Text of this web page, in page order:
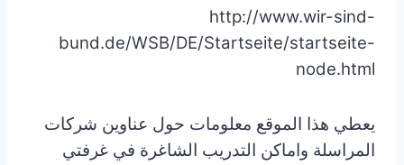
http://www.wir-sind-
bund.de/WSB/DE/Startseite/startseite-
node.html
يعطي هذا الموقع معلومات حول عناوين شركات
المراسلة واماكن التدريب الشاغرة في غرفتي